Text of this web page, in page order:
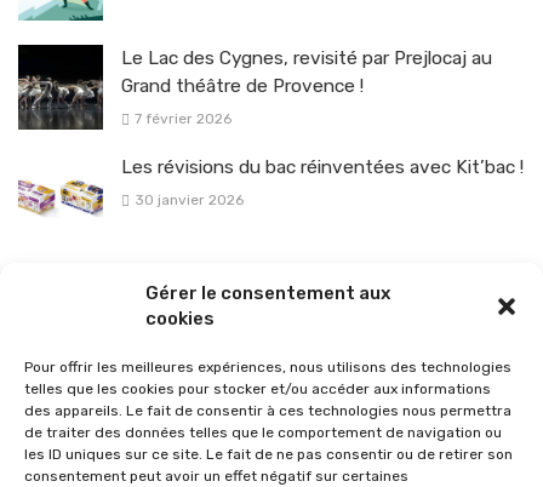
Gérer le consentement aux
cookies
Pour offrir les meilleures expériences, nous utilisons des technologies
telles que les cookies pour stocker et/ou accéder aux informations
des appareils. Le fait de consentir à ces technologies nous permettra
de traiter des données telles que le comportement de navigation ou
les ID uniques sur ce site. Le fait de ne pas consentir ou de retirer son
consentement peut avoir un effet négatif sur certaines
Le Lac des Cygnes, revisité par Prejlocaj au
Grand théâtre de Provence !
7 février 2026
Les révisions du bac réinventées avec Kit’bac !
30 janvier 2026